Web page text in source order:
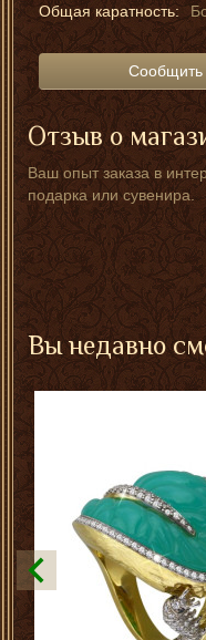
Общая каратность:
Сообщить
Отзыв о
Ваш опыт заказа в
подарка или сувенира.
Вы недавно